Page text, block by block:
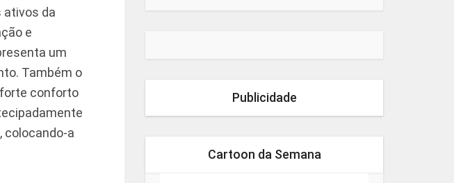
ativos da
e
um
Também o
forte conforto
colocando-a
Publicidade
Cartoon da Semana